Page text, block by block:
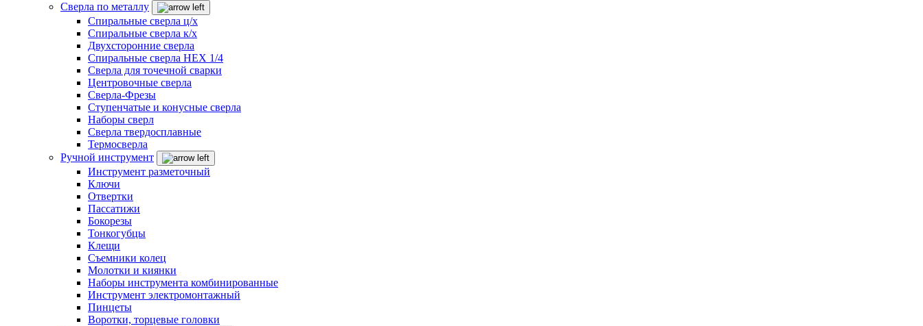
Сверла по металлу
Спиральные сверла ц/х
Спиральные сверла к/х
Двухсторонние сверла
Спиральные сверла HEX 1/4
Сверла для точечной сварки
Центровочные сверла
Сверла-Фрезы
Ступенчатые и конусные сверла
Наборы сверл
Сверла твердосплавные
Термосверла
Ручной инструмент
Инструмент разметочный
Ключи
Отвертки
Пассатижи
Бокорезы
Тонкогубцы
Клещи
Съемники колец
Молотки и киянки
Наборы инструмента комбинированные
Инструмент электромонтажный
Пинцеты
Воротки, торцевые головки